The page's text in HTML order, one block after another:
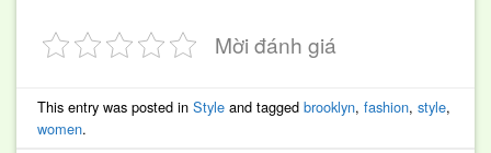
Mời đánh giá
This entry was posted inStyle and taggedbrooklyn,fashion,style,
women.